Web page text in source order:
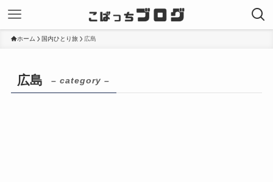
ホーム 国内ひとり旅 広島
広島 – category –